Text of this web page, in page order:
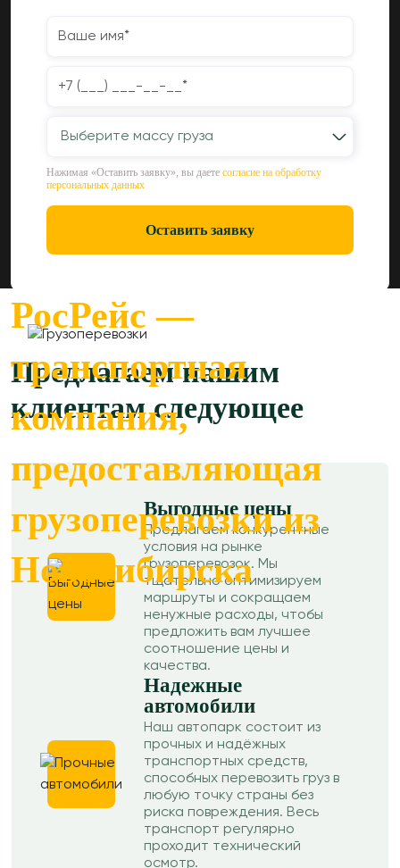
Выберите массу груза
Нажимая «Оставить заявку», вы даете согласие на обработку
персональных данных
Оставить заявку
РосРейс —
транспортная
компания,
предоставляющая
грузоперевозки из
Новосибирска
Предлагаем нашим
клиентам следующее
Выгодные цены
Предлагаем конкурентные
условия на рынке
грузоперевозок. Мы
тщательно оптимизируем
маршруты и сокращаем
ненужные расходы, чтобы
предложить вам лучшее
соотношение цены и
качества.
Надежные
автомобили
Наш автопарк состоит из
прочных и надёжных
транспортных средств,
способных перевозить груз в
любую точку страны без
риска повреждения. Весь
транспорт регулярно
проходит технический
осмотр.